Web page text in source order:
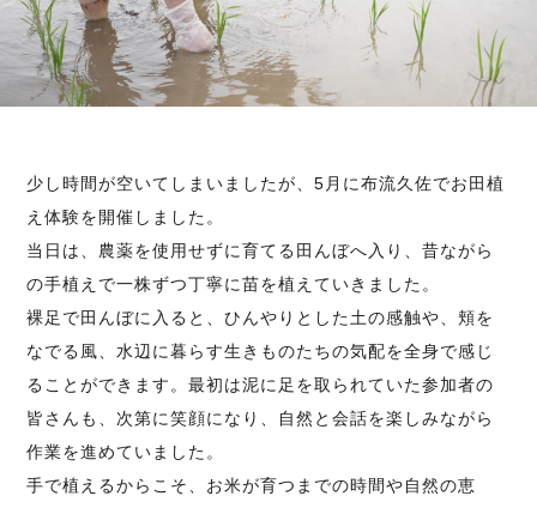
少し時間が空いてしまいましたが、5月に布流久佐でお田植
え体験を開催しました。
当日は、農薬を使用せずに育てる田んぼへ入り、昔ながら
の手植えで一株ずつ丁寧に苗を植えていきました。
裸足で田んぼに入ると、ひんやりとした土の感触や、頬を
なでる風、水辺に暮らす生きものたちの気配を全身で感じ
ることができます。最初は泥に足を取られていた参加者の
皆さんも、次第に笑顔になり、自然と会話を楽しみながら
作業を進めていました。
手で植えるからこそ、お米が育つまでの時間や自然の恵